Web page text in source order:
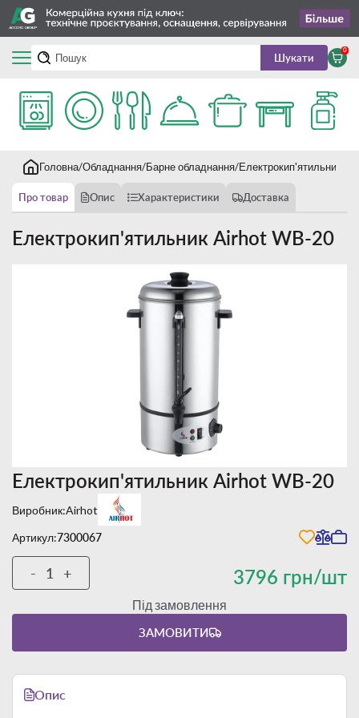
Шукати
0
Головна Обладнання Барне обладнання Електрокип'ятильники
Про товар Опис Характеристики Доставка
Електрокип'ятильник Airhot WB-20
Електрокип'ятильник Airhot WB-20
Виробник:Airhot
Артикул:7300067
3796 грн/шт
- +
Під замовлення
ЗАМОВИТИ
Опис